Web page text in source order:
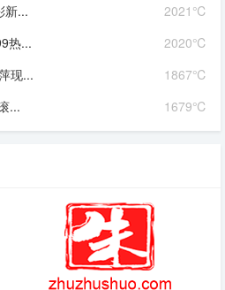
2021℃
新...
2020℃
热...
1867℃
现...
1679℃
...